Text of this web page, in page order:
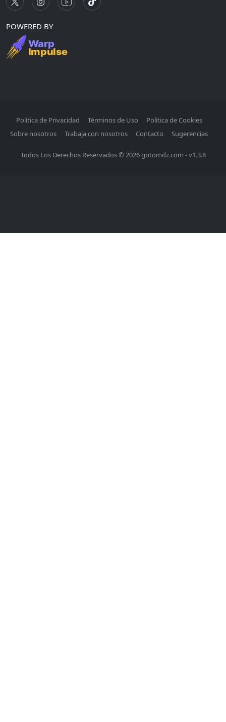
POWERED BY
Todos Los Derechos Reservados © 2026 gotomdz.com - v1.3.8
Política de Privacidad Términos de Uso
Política de Cookies
Sobre nosotros
Trabaja con nosotros Contacto Sugerencias